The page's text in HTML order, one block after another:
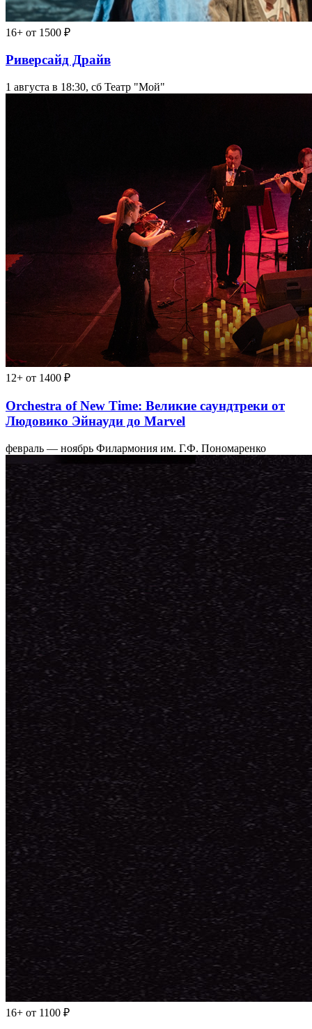
16+ от 1500 ₽
Риверсайд Драйв
1 августа в 18:30, сб Театр "Мой"
12+ от 1400 ₽
Orchestra of New Time: Великие саундтреки от
Людовико Эйнауди до Marvel
февраль — ноябрь Филармония им. Г.Ф. Пономаренко
16+ от 1100 ₽